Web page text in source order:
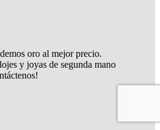
oro al mejor precio.
y joyas de segunda mano